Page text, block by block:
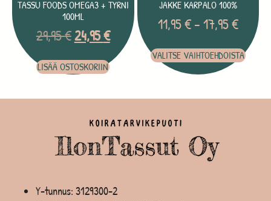
TASSU FOODS OMEGA3 + TYRNI
100ML
29,95€24,95€
LISÄÄ OSTOSKORIIN
JAKKE KARPALO 100%
11,95€ –17,95€
VALITSE VAIHTOEHDOISTA
Y-tunnus: 3129300-2